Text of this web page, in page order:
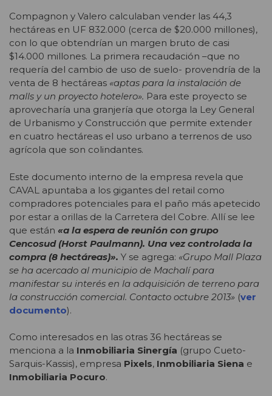
Compagnon y Valero calculaban vender las 44,3
hectáreas en UF 832.000 (cerca de $20.000 millones),
con lo que obtendrían un margen bruto de casi
$14.000 millones. La primera recaudación –que no
requería del cambio de uso de suelo- provendría de la
venta de 8 hectáreas «aptas para la instalación de
malls y un proyecto hotelero». Para este proyecto se
aprovecharía una granjería que otorga la Ley General
de Urbanismo y Construcción que permite extender
en cuatro hectáreas el uso urbano a terrenos de uso
agrícola que son colindantes.
Este documento interno de la empresa revela que
CAVAL apuntaba a los gigantes del retail como
compradores potenciales para el paño más apetecido
por estar a orillas de la Carretera del Cobre. Allí se lee
que están «a la espera de reunión con grupo
Cencosud (Horst Paulmann). Una vez controlada la
compra (8 hectáreas)». Y se agrega: «Grupo Mall Plaza
se ha acercado al municipio de Machalí para
manifestar su interés en la adquisición de terreno para
la construcción comercial. Contacto octubre 2013» (ver
documento).
Como interesados en las otras 36 hectáreas se
menciona a la Inmobiliaria Sinergía (grupo Cueto-
Sarquis-Kassis), empresa Pixels, Inmobiliaria Siena e
Inmobiliaria Pocuro.